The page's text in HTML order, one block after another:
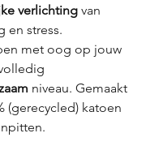
verlichting van
en stress.
met oog op jouw
niveau. Gemaakt
(gerecycled) katoen